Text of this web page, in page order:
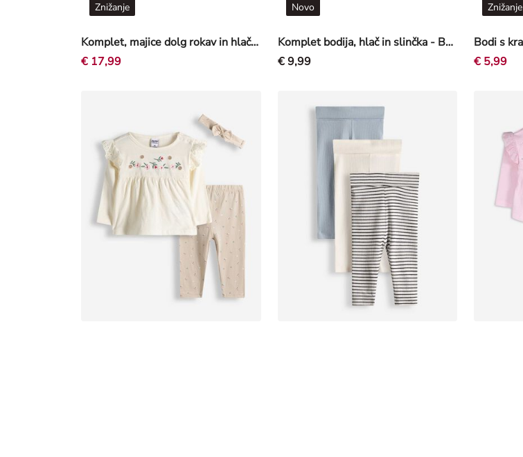
Komplet, majice dolg rokav in hlače - Twill - bež
Znižanje
€ 17,99
Komplet bodija, hlač in slinčka - Bombaž - Off-White bela
Novo
€ 9,99
Znižanje
€ 5,99